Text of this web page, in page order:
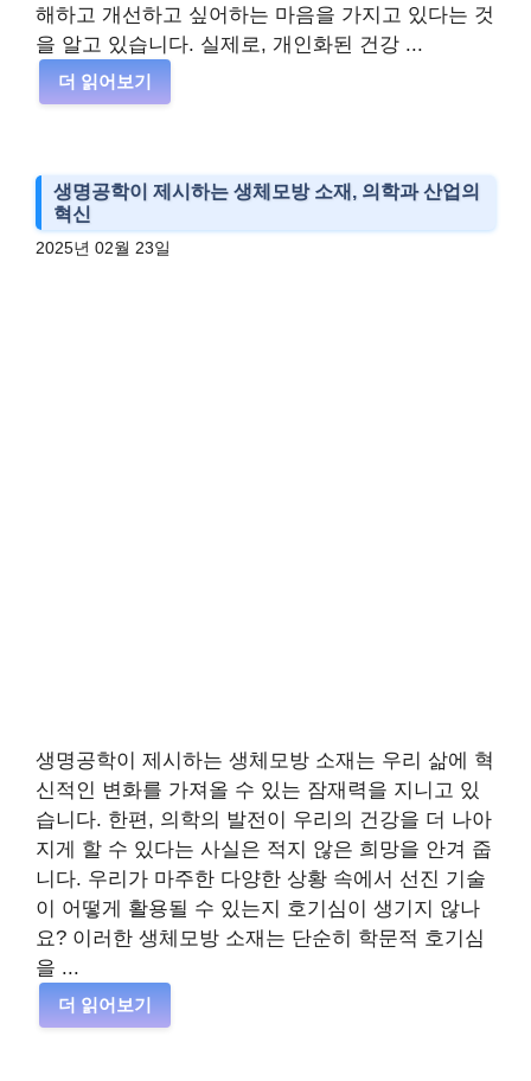
해하고 개선하고 싶어하는 마음을 가지고 있다는 것
을 알고 있습니다. 실제로, 개인화된 건강 ...
더 읽어보기
생명공학이 제시하는 생체모방 소재, 의학과 산업의
혁신
2025년 02월 23일
생명공학이 제시하는 생체모방 소재는 우리 삶에 혁
신적인 변화를 가져올 수 있는 잠재력을 지니고 있
습니다. 한편, 의학의 발전이 우리의 건강을 더 나아
지게 할 수 있다는 사실은 적지 않은 희망을 안겨 줍
니다. 우리가 마주한 다양한 상황 속에서 선진 기술
이 어떻게 활용될 수 있는지 호기심이 생기지 않나
요? 이러한 생체모방 소재는 단순히 학문적 호기심
을 ...
더 읽어보기